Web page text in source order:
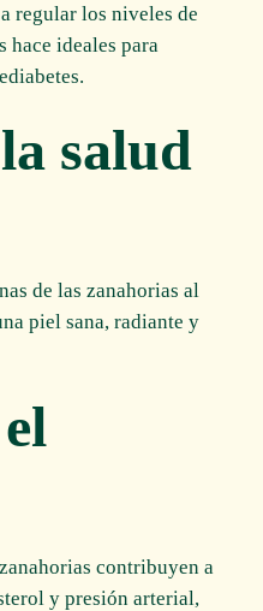
regular los niveles de
hace ideales para
salud
de las zanahorias al
piel sana, radiante y
contribuyen a
y presión arterial,